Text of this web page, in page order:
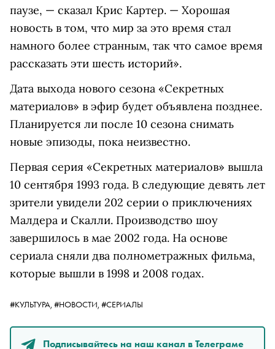
паузе, — сказал Крис Картер. — Хорошая
новость в том, что мир за это время стал
намного более странным, так что самое время
рассказать эти шесть историй».
Дата выхода нового сезона «Секретных
материалов» в эфир будет объявлена позднее.
Планируется ли после 10 сезона снимать
новые эпизоды, пока неизвестно.
Первая серия «Секретных материалов» вышла
10 сентября 1993 года. В следующие девять лет
зрители увидели 202 серии о приключениях
Малдера и Скалли. Производство шоу
завершилось в мае 2002 года. На основе
сериала сняли два полнометражных фильма,
которые вышли в 1998 и 2008 годах.
#КУЛЬТУРА, #НОВОСТИ, #СЕРИАЛЫ
Подписывайтесь на наш канал в Телеграме